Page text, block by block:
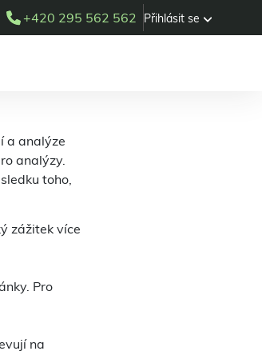
+420 295 562 562 Přihlásit se
a analýze
analýzy.
toho,
zážitek více
Pro
na